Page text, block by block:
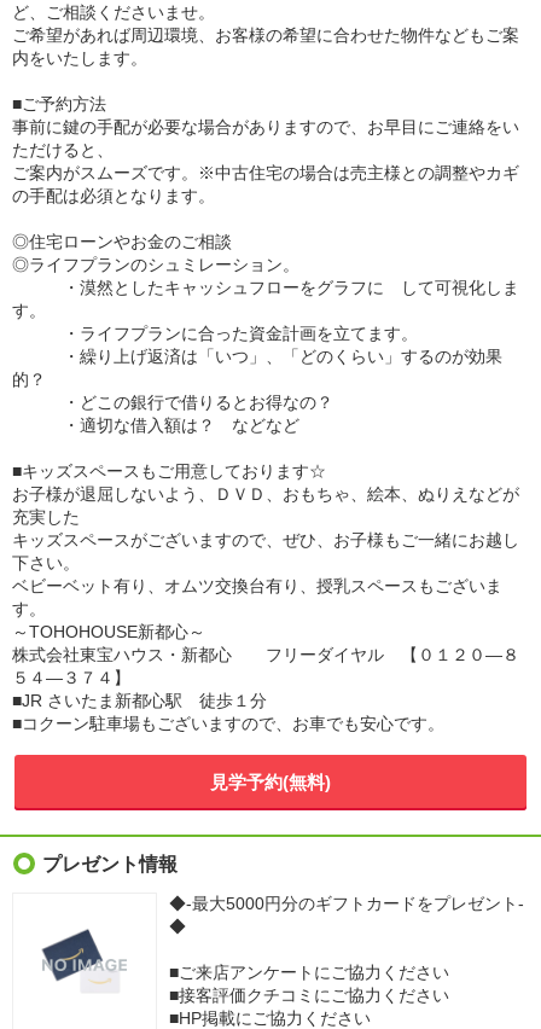
ど、ご相談くださいませ。
ご希望があれば周辺環境、お客様の希望に合わせた物件などもご案
内をいたします。
■ご予約方法
事前に鍵の手配が必要な場合がありますので、お早目にご連絡をい
ただけると、
ご案内がスムーズです。※中古住宅の場合は売主様との調整やカギ
の手配は必須となります。
◎住宅ローンやお金のご相談
◎ライフプランのシュミレーション。
・漠然としたキャッシュフローをグラフに して可視化しま
す。
・ライフプランに合った資金計画を立てます。
・繰り上げ返済は「いつ」、「どのくらい」するのが効果
的？
・どこの銀行で借りるとお得なの？
・適切な借入額は？ などなど
■キッズスペースもご用意しております☆
お子様が退屈しないよう、ＤＶＤ、おもちゃ、絵本、ぬりえなどが
充実した
キッズスペースがございますので、ぜひ、お子様もご一緒にお越し
下さい。
ベビーベット有り、オムツ交換台有り、授乳スペースもございま
す。
～TOHOHOUSE新都心～
株式会社東宝ハウス・新都心 フリーダイヤル 【０１２０―８
５４―３７４】
■JR さいたま新都心駅 徒歩１分
■コクーン駐車場もございますので、お車でも安心です。
見学予約(無料)
プレゼント情報
◆-最大5000円分のギフトカードをプレゼント-
◆
■ご来店アンケートにご協力ください
■接客評価クチコミにご協力ください
■HP掲載にご協力ください